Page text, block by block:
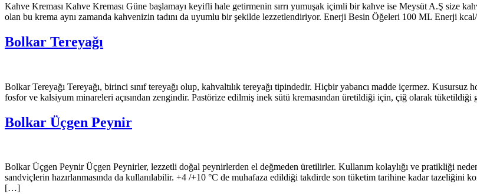
Kahve Kreması Kahve Kreması Güne başlamayı keyifli hale getirmenin sırrı yumuşak içimli bir kahve ise Meysüt A.Ş size
olan bu krema aynı zamanda kahvenizin tadını da uyumlu bir şekilde lezzetlendiriyor. Enerji Besin Öğeleri 100 ML Enerji
Bolkar Tereyağı
Bolkar Tereyağı Tereyağı, birinci sınıf tereyağı olup, kahvaltılık tereyağı tipindedir. Hiçbir yabancı madde içermez.
fosfor ve kalsiyum minareleri açısından zengindir. Pastörize edilmiş inek sütü kremasından üretildiği için, çiğ olarak
Bolkar Üçgen Peynir
Bolkar Üçgen Peynir Üçgen Peynirler, lezzetli doğal peynirlerden el değmeden üretilirler. Kullanım kolaylığı ve pratikliği
sandviçlerin hazırlanmasında da kullanılabilir. +4 /+10 °C de muhafaza edildiği takdirde son tüketim tarihine kadar
[…]